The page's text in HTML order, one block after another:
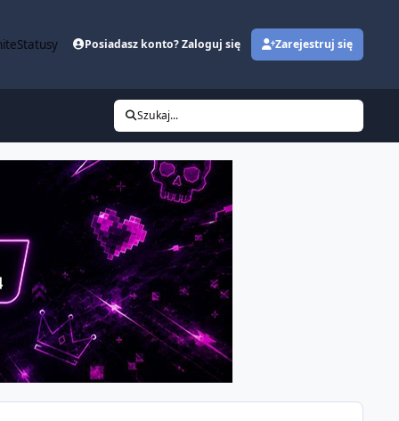
Statusy Posiadasz konto? Zaloguj się Zarejestruj się
Szukaj...